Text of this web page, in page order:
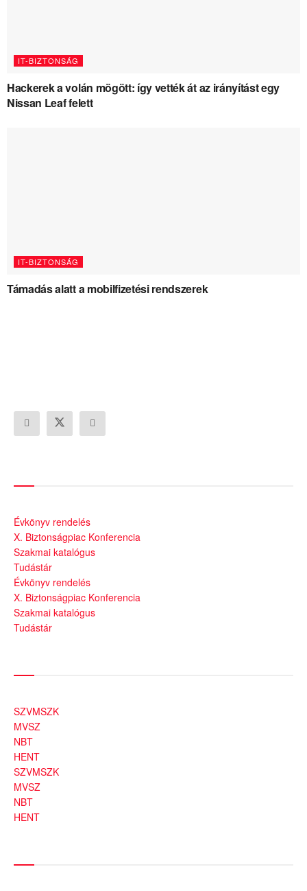
IT-BIZTONSÁG
Hackerek a volán mögött: így vették át az irányítást egy
Nissan Leaf felett
IT-BIZTONSÁG
Támadás alatt a mobilfizetési rendszerek
Évkönyv rendelés
X. Biztonságpiac Konferencia
Szakmai katalógus
Tudástár
Évkönyv rendelés
X. Biztonságpiac Konferencia
Szakmai katalógus
Tudástár
SZVMSZK
MVSZ
NBT
HENT
SZVMSZK
MVSZ
NBT
HENT